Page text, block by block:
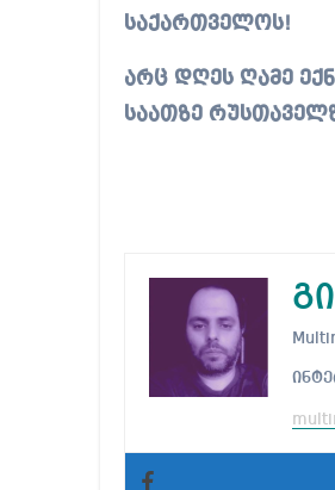
საქართველოს!
არც დღეს ღამე
საათზე